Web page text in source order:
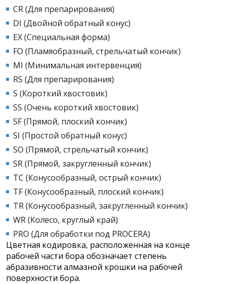
СR (Для препарирования)
DI (Двойной обратный конус)
EX (Специальная форма)
FO (Пламяобразный, стрельчатый кончик)
MI (Минимальная интервенция)
RS (Для препарирования)
S (Короткий хвостовик)
SS (Очень короткий хвостовик)
SF (Прямой, плоский кончик)
SI (Простой обратный конус)
SO (Прямой, стрельчатый кончик)
SR (Прямой, закругленный кончик)
TC (Конусообразный, острый кончик)
TF (Конусообразный, плоский кончик)
TR (Конусообразный, закругленный кончик)
WR (Колесо, круглый край)
PRO (Для обработки под PROCERA)
Цветная кодировка, расположенная на конце
рабочей части бора обозначает степень
абразивности алмазной крошки на рабочей
поверхности бора.